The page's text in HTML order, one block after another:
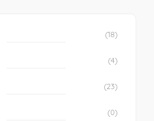
(18)
(4)
(23)
(0)